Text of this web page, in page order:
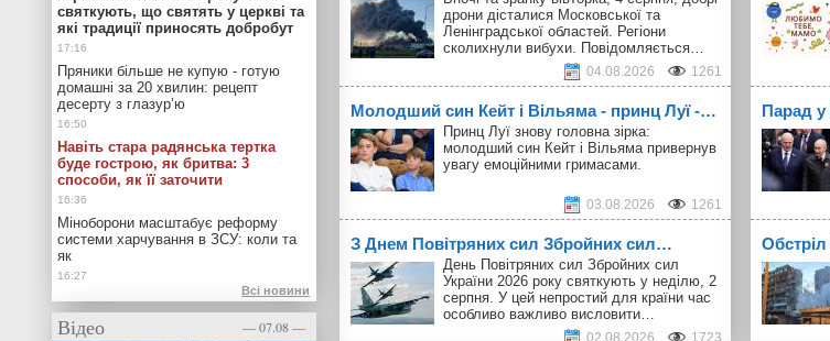
дрони дісталися Московської та
Ленінградської областей. Регіони
сколихнули вибухи. Повідомляється…
04.08.2026 1261
Молодший син Кейт і Вільяма - принц Луї -…
Принц Луї знову головна зірка:
молодший син Кейт і Вільяма привернув
увагу емоційними гримасами.
03.08.2026 1261
З Днем Повітряних сил Збройних сил…
День Повітряних сил Збройних сил
України 2026 року святкують у неділю, 2
серпня. У цей непростий для країни час
особливо важливо висловити…
02.08.2026 1723
Парад у
святкують, що святять у церкві та
які традиції приносять добробут
Пряники більше не купую - готую
домашні за 20 хвилин: рецепт
десерту з глазур’ю
Навіть стара радянська тертка
буде гострою, як бритва: 3
способи, як її заточити
Міноборони масштабує реформу
системи харчування в ЗСУ: коли та
як
Всі новини
Відео — 07.08 —